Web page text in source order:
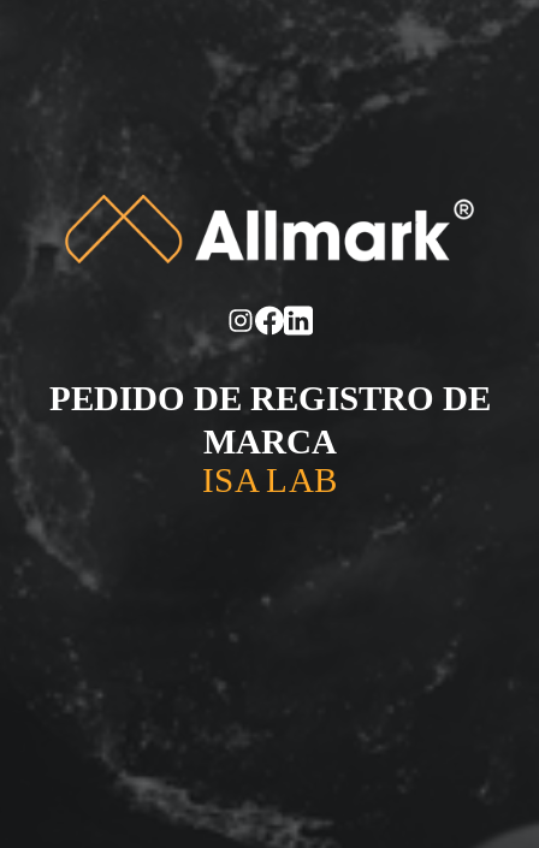
PEDIDO DE REGISTRO DE
MARCA
ISA LAB